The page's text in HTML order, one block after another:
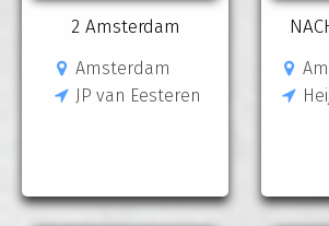
2 Amsterdam
Amsterdam
JP van Eesteren